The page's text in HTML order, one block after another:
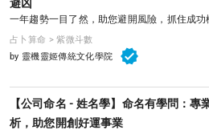
避凶
一年趨勢一目了然，助您避開風險，抓住成功
占卜算命 > 紫微斗數
by 靈機靈姬傳統文化學院
【公司命名 - 姓名學】命名有學問：專
析，助您開創好運事業